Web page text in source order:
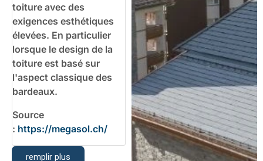
toiture avec des
exigences esthétiques
élevées. En particulier
lorsque le design de la
toiture est basé sur
l'aspect classique des
bardeaux.
Source
: https://megasol.ch/
remplir plus